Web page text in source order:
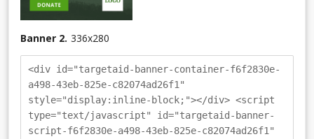
Banner 2. 336x280
<div id="targetaid-banner-container-f6f2830e-
a498-43eb-825e-c82074ad26f1"
style="display:inline-block;"></div> <script
type="text/javascript" id="targetaid-banner-
script-f6f2830e-a498-43eb-825e-c82074ad26f1"